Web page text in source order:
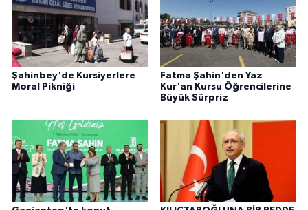
Şahinbey'de Kursiyerlere
Moral Pikniği
Fatma Şahin'den Yaz
Kur'an Kursu Öğrencilerine
Büyük Sürpriz